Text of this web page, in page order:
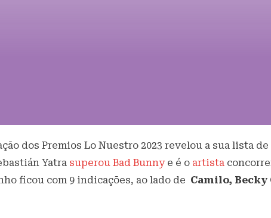
dos Premios Lo Nuestro 2023 revelou a sua lista de
Yatra superou Bad Bunny e é o artista
ficou com 9 indicações, ao lado de Camilo, Becky